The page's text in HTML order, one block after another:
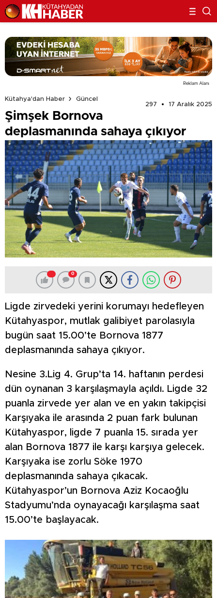
Reklam Alanı
Kütahya'dan Haber
Güncel
297
17 Aralık 2025
Şimşek Bornova
deplasmanında sahaya çıkıyor
0
Ligde zirvedeki yerini korumayı hedefleyen
Kütahyaspor, mutlak galibiyet parolasıyla
bugün saat 15.00’te Bornova 1877
deplasmanında sahaya çıkıyor.
Nesine 3.Lig 4. Grup’ta 14. haftanın perdesi
dün oynanan 3 karşılaşmayla açıldı. Ligde 32
puanla zirvede yer alan ve en yakın takipçisi
Karşıyaka ile arasında 2 puan fark bulunan
Kütahyaspor, ligde 7 puanla 15. sırada yer
alan Bornova 1877 ile karşı karşıya gelecek.
Karşıyaka ise zorlu Söke 1970
deplasmanında sahaya çıkacak.
Kütahyaspor’un Bornova Aziz Kocaoğlu
Stadyumu’nda oynayacağı karşılaşma saat
15.00’te başlayacak.